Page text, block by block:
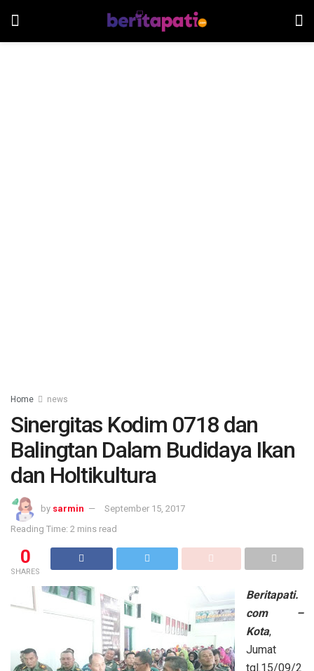
Home news
Sinergitas Kodim 0718 dan
Balingtan Dalam Budidaya Ikan
dan Holtikultura
by sarmin
September 15, 2017
Reading Time: 2 mins read
0
SHARES
Beritapati.
com –
Kota,
Jumat
tgl.15/09/2